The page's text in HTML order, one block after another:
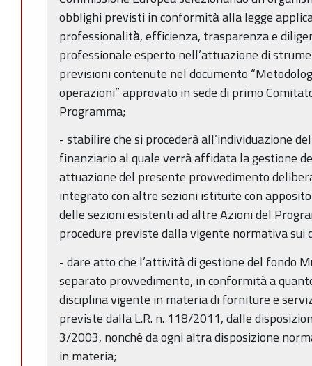
obblighi previsti in conformità̀ alla legge
professionalità̀, efficienza, trasparenza e
professionale esperto nell’attuazione di
previsioni contenute nel documento
operazioni” approvato in sede di primo
Programma;
- stabilire che si procederà all’individuazione
finanziario al quale verrà affidata la gestione
attuazione del presente provvedimento
integrato con altre sezioni istituite con
delle sezioni esistenti ad altre Azioni del
procedure previste dalla vigente normativa
- dare atto che l’attività di gestione del fondo
separato provvedimento, in conformità a
disciplina vigente in materia di forniture e
previste dalla L.R. n. 118/2011, dalle
3/2003, nonché da ogni altra disposizione
in materia;